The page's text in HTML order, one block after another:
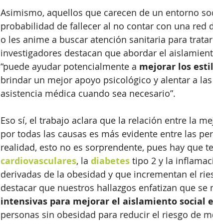
Asimismo, aquellos que carecen de un entorno
probabilidad de fallecer al no contar con una red
o les anime a buscar atención sanitaria para
investigadores destacan que abordar el
“puede ayudar potencialmente a mejorar los
brindar un mejor apoyo psicológico y alentar a
asistencia médica cuando sea necesario”.
Eso sí, el trabajo aclara que la relación entre la
por todas las causas es más evidente entre las
realidad, esto no es sorprendente, pues hay que
cardiovasculares, la diabetes tipo 2 y la
derivadas de la obesidad y que incrementan el
destacar que nuestros hallazgos enfatizan que se
intensivas para mejorar el aislamiento social
personas sin obesidad para reducir el riesgo de